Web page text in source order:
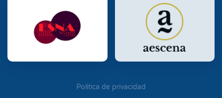
Política de privacidad